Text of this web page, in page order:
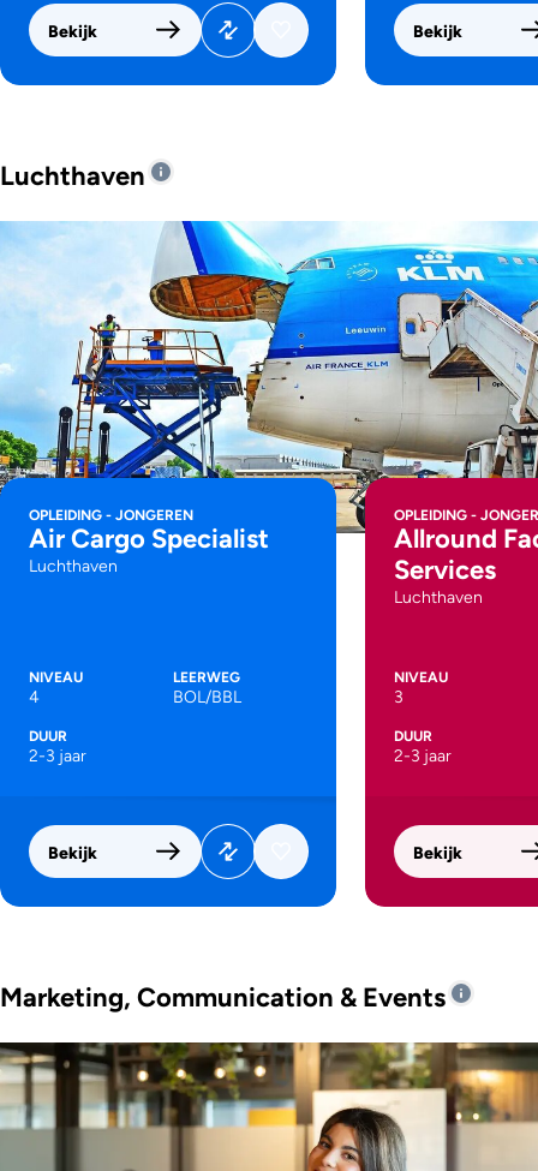
Bekijk Bekijk
Luchthaven
OPLEIDING - JONGEREN
Air Cargo Specialist
Luchthaven
NIVEAU
4
LEERWEG
BOL/BBL
DUUR
2-3 jaar
Bekijk
OPLEIDING -
Allround
Services
Luchthaven
NIVEAU
3
DUUR
2-3 jaar
Bekijk
Marketing, Communication & Events